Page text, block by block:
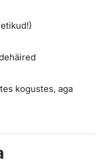
kogustes, aga